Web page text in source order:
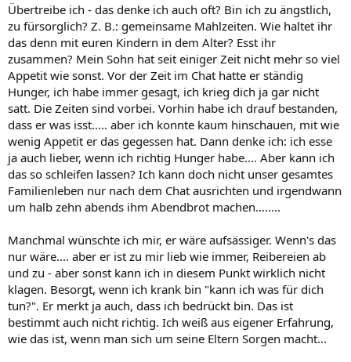
Übertreibe ich - das denke ich auch oft? Bin ich zu ängstlich,
zu fürsorglich? Z. B.: gemeinsame Mahlzeiten. Wie haltet ihr
das denn mit euren Kindern in dem Alter? Esst ihr
zusammen? Mein Sohn hat seit einiger Zeit nicht mehr so viel
Appetit wie sonst. Vor der Zeit im Chat hatte er ständig
Hunger, ich habe immer gesagt, ich krieg dich ja gar nicht
satt. Die Zeiten sind vorbei. Vorhin habe ich drauf bestanden,
dass er was isst..... aber ich konnte kaum hinschauen, mit wie
wenig Appetit er das gegessen hat. Dann denke ich: ich esse
ja auch lieber, wenn ich richtig Hunger habe.... Aber kann ich
das so schleifen lassen? Ich kann doch nicht unser gesamtes
Familienleben nur nach dem Chat ausrichten und irgendwann
um halb zehn abends ihm Abendbrot machen........
Manchmal wünschte ich mir, er wäre aufsässiger. Wenn's das
nur wäre.... aber er ist zu mir lieb wie immer, Reibereien ab
und zu - aber sonst kann ich in diesem Punkt wirklich nicht
klagen. Besorgt, wenn ich krank bin "kann ich was für dich
tun?". Er merkt ja auch, dass ich bedrückt bin. Das ist
bestimmt auch nicht richtig. Ich weiß aus eigener Erfahrung,
wie das ist, wenn man sich um seine Eltern Sorgen macht...